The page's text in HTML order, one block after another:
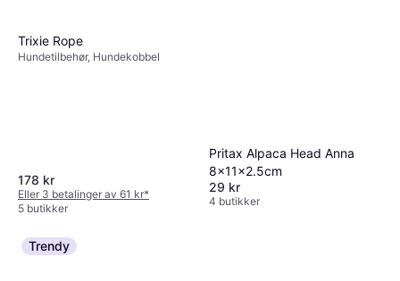
Trixie Rope
Hundetilbehør, Hundekobbel
178 kr
Eller 3 betalinger av 61 kr*
5 butikker
Pritax Alpaca Head Anna
8x11x2.5cm
29 kr
4 butikker
Trendy